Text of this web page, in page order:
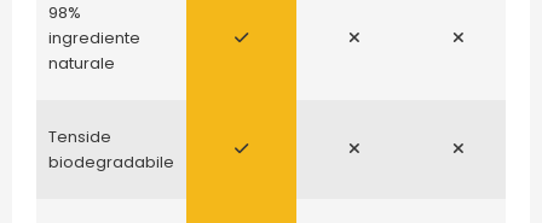
98%
ingrediente
naturale
Tenside
biodegradabile